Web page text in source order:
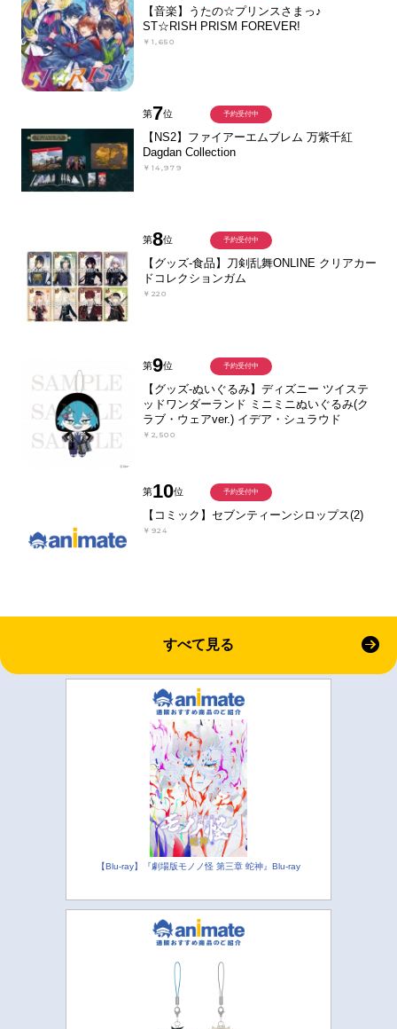
【音楽】うたの☆プリンスさまっ♪
ST☆RISH PRISM FOREVER!
￥1,650
第7位
【NS2】ファイアーエムブレム 万紫千紅
Dagdan Collection
￥14,979
予約受付中
第8位
【グッズ-食品】刀剣乱舞ONLINE クリアカー
ドコレクションガム
￥220
予約受付中
第9位
【グッズ-ぬいぐるみ】ディズニー ツイステ
ッドワンダーランド ミニミニぬいぐるみ(ク
ラブ・ウェアver.) イデア・シュラウド
￥2,500
予約受付中
第10位
【コミック】セブンティーンシロップス(2)
￥924
予約受付中
すべて見る
【Blu-ray】『劇場版モノノ怪 第三章 蛇神』Blu-ray